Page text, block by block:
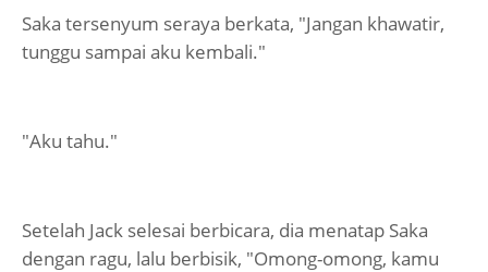
Saka tersenyum seraya berkata, "Jangan khawatir,
tunggu sampai aku kembali."
"Aku tahu."
Setelah Jack selesai berbicara, dia menatap Saka
dengan ragu, lalu berbisik, "Omong-omong, kamu